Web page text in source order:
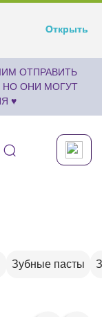
Открыть
ОТПРАВИТЬ
НО ОНИ МОГУТ
♥
Зубные пасты
Открыть